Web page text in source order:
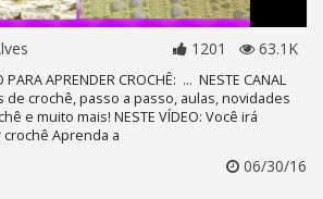
1201 63.1K
PARA APRENDER CROCHÊ: ... NESTE CANAL
de crochê, passo a passo, aulas, novidades
e muito mais! NESTE VÍDEO: Você irá
Aprenda a
06/30/16